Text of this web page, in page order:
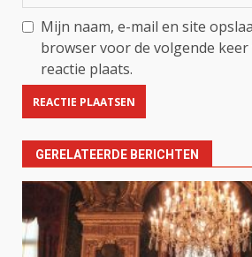
Mijn naam, e-mail en site
browser voor de volgende
reactie plaats.
GERELATEERDE BERICHTEN